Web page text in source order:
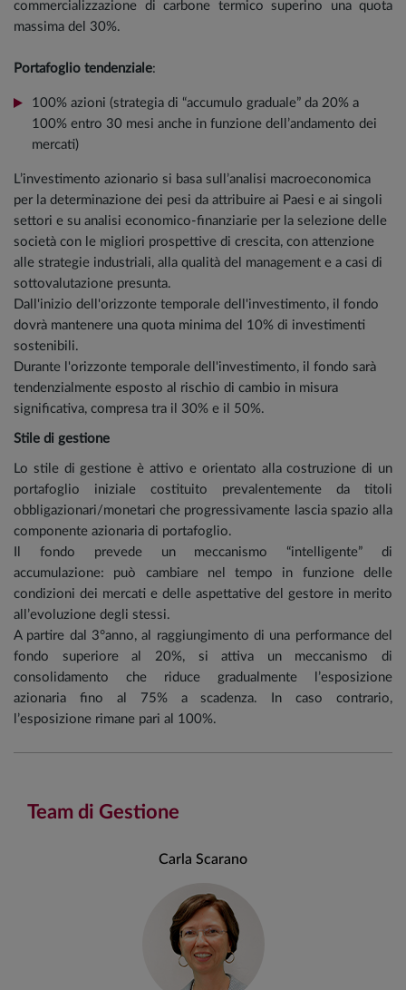
commercializzazione di carbone termico superino una quota
massima del 30%.
Portafoglio tendenziale:
100% azioni (strategia di “accumulo graduale” da 20% a
100% entro 30 mesi anche in funzione dell’andamento dei
mercati)
L’investimento azionario si basa sull’analisi macroeconomica
per la determinazione dei pesi da attribuire ai Paesi e ai singoli
settori e su analisi economico-finanziarie per la selezione delle
società con le migliori prospettive di crescita, con attenzione
alle strategie industriali, alla qualità del management e a casi di
sottovalutazione presunta.
Dall'inizio dell'orizzonte temporale dell'investimento, il fondo
dovrà mantenere una quota minima del 10% di investimenti
sostenibili.
Durante l'orizzonte temporale dell'investimento, il fondo sarà
tendenzialmente esposto al rischio di cambio in misura
significativa, compresa tra il 30% e il 50%.
Stile di gestione
Lo stile di gestione è attivo e orientato alla costruzione di un
portafoglio iniziale costituito prevalentemente da titoli
obbligazionari/monetari che progressivamente lascia spazio alla
componente azionaria di portafoglio.
Il fondo prevede un meccanismo “intelligente” di
accumulazione: può cambiare nel tempo in funzione delle
condizioni dei mercati e delle aspettative del gestore in merito
all’evoluzione degli stessi.
A partire dal 3°anno, al raggiungimento di una performance del
fondo superiore al 20%, si attiva un meccanismo di
consolidamento che riduce gradualmente l’esposizione
azionaria fino al 75% a scadenza. In caso contrario,
l’esposizione rimane pari al 100%.
Team di Gestione
Carla Scarano